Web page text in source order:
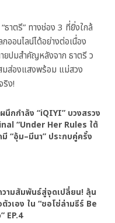
ธาตรี” ทางช่อง 3 ที่ยิ่งใกล้
อนไลน์ได้อย่างต่อเนื่อง
ยปมสำคัญหลังจาก ธาตรี ว
มส่องแสงพร้อม แม่สวง
ริง!
นึกกำลัง “iQIYI” บวงสรวง
“Under Her Rules ใต้
มี “อุ้ม–มีนา” ประกบคู่ครั้ง
วามสัมพันธ์สู่จุดเปลี่ยน! ลุ้น
วเอง ใน “ซอโซ่ล่ามธีร์ Be
EP.4